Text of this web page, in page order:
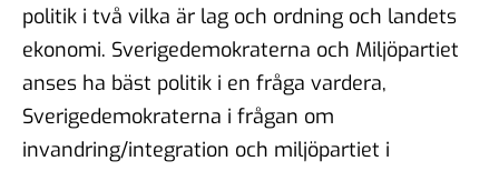
politik i två vilka är lag och ordning och landets
ekonomi. Sverigedemokraterna och Miljöpartiet
anses ha bäst politik i en fråga vardera,
Sverigedemokraterna i frågan om
invandring/integration och miljöpartiet i